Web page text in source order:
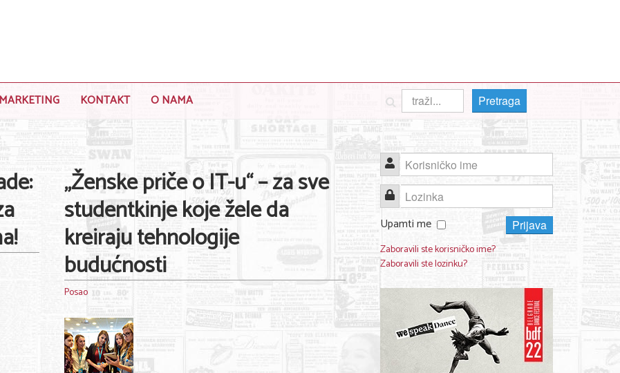
MARKETING KONTAKT O NAMA Pretraga
„Ženske priče o IT-u“ – za sve
studentkinje koje žele da
kreiraju tehnologije
budućnosti
Posao
Korisničko ime
Lozinka
Upamti me
Prijava
Zaboravili ste korisničko ime?
Zaboravili ste lozinku?